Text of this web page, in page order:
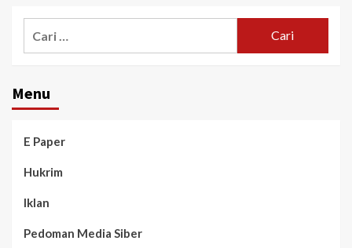
Menu
E Paper
Hukrim
Iklan
Pedoman Media Siber